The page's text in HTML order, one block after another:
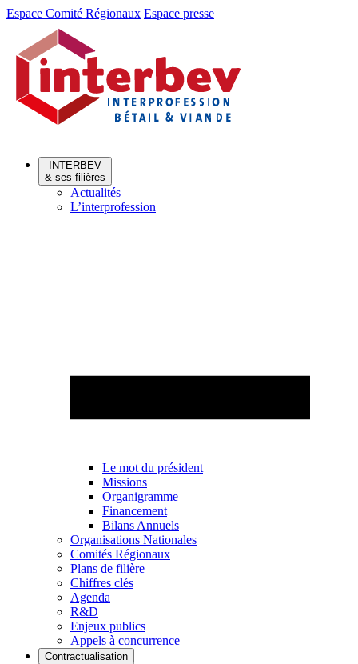
Aller
Aller
contenu
Espace Comité Régionaux Espace presse
INTERBEV
& ses filières
Actualités
L’interprofession
Le mot du président
Missions
Organigramme
Financement
Bilans Annuels
Organisations Nationales
Comités Régionaux
Plans de filière
Chiffres clés
Agenda
R&D
Enjeux publics
Appels à concurrence
Contractualisation